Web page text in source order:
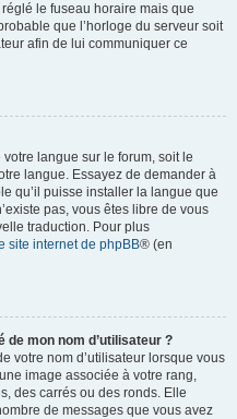
le fuseau horaire mais que
que l’horloge du serveur soit
afin de lui communiquer ce
langue sur le forum, soit le
langue. Essayez de demander à
qu’il puisse installer la langue que
pas, vous êtes libre de vous
traduction. Pour plus
site internet de phpBB® (en
mon nom d’utilisateur ?
votre nom d’utilisateur lorsque vous
image associée à votre rang,
des carrés ou des ronds. Elle
de messages que vous avez